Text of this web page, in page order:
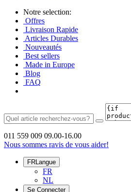
Notre selection:
Offres
Livraison Rapide
Articles Durables
Nouveautés
Best sellers
Made in Europe
Blog
FAQ
011 559 009 09.00-16.00
Nous sommes ravis de vous aider!
FRLangue
FR
NL
Se Connecter